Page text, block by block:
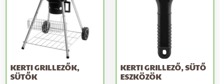
KERTI GRILLEZŐK,
SÜTŐK
KERTI GRILLEZŐ, SÜTŐ
ESZKÖZÖK